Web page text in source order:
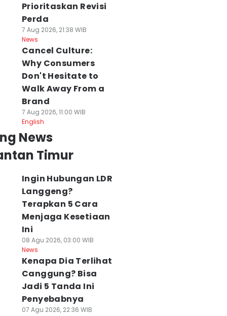
Prioritaskan Revisi
Perda
7 Aug 2026, 21:38 WIB
News
Cancel Culture:
Why Consumers
Don't Hesitate to
Walk Away From a
Brand
7 Aug 2026, 11:00 WIB
English
News
Timur
Ingin Hubungan LDR
Langgeng?
Terapkan 5 Cara
Menjaga Kesetiaan
Ini
08 Agu 2026, 03:00 WIB
News
Kenapa Dia Terlihat
Canggung? Bisa
Jadi 5 Tanda Ini
Penyebabnya
07 Agu 2026, 22:36 WIB